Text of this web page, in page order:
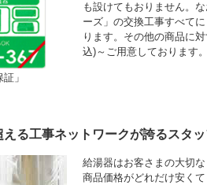
」
も設けてもおりません。
ーズ」の交換工事すべて
ります。その他の商品に
込)～ご用意しております
る工事ネットワークが誇るスタッ
給湯器はお客さまの大切
商品価格がどれだけ安く